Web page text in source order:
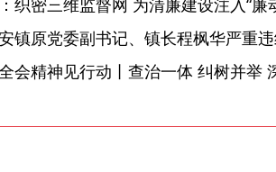
织密三维监督网 为清廉建设注入“廉